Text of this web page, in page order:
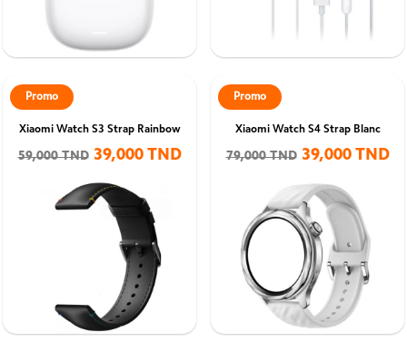
Xiaomi Watch S3 Strap Rainbow
59,000 TND 39,000 TND
Promo
Xiaomi Watch S4 Strap Blanc
79,000 TND 39,000 TND
Promo